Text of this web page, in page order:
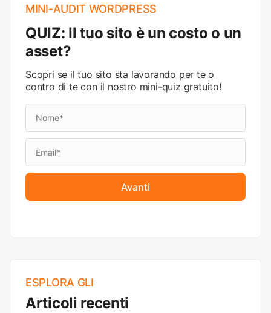
MINI-AUDIT WORDPRESS
QUIZ: Il tuo sito è un costo o un
asset?
Scopri se il tuo sito sta lavorando per te o
contro di te con il nostro mini-quiz gratuito!
Avanti
ESPLORA GLI
Articoli recenti